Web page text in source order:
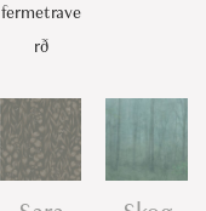
fermetrave
rð